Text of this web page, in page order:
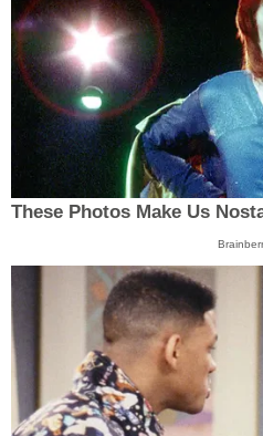
These Photos Make Us